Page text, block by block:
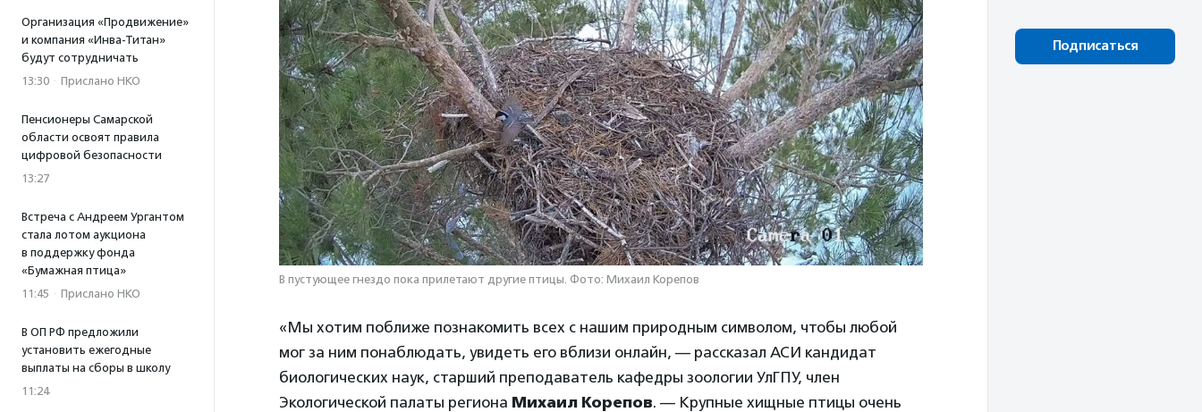
Организация «Продвижение»
и компания «Инва-Титан»
будут сотрудничать
13:30 · Прислано НКО
Пенсионеры Самарской
области освоят правила
цифровой безопасности
13:27
Встреча с Андреем Ургантом
стала лотом аукциона
в поддержку фонда
«Бумажная птица»
11:45 · Прислано НКО
В ОП РФ предложили
установить ежегодные
выплаты на сборы в школу
11:24
В пустующее гнездо пока прилетают другие птицы. Фото: Михаил Корепов
«Мы хотим поближе познакомить всех с нашим природным символом, чтобы любой
мог за ним понаблюдать, увидеть его вблизи онлайн, — рассказал АСИ кандидат
биологических наук, старший преподаватель кафедры зоологии УлГПУ, член
Экологической палаты региона Михаил Корепов. — Крупные хищные птицы очень
Подписаться